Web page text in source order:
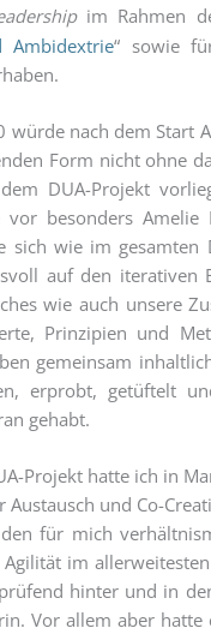
im Rah­men
Ambi­dex­trie“ sowie
wür­de nach dem Start
Form nicht ohne
DUA-Pro­jekt
beson­ders Ame­lie
sich wie im gesam­ten
auf den ite­ra­ti­ven
wie auch unse­re
Prin­zi­pi­en und
gemein­sam
erprobt, getüf­telt
gehabt.
Pro­jekt hat­te ich in
Aus­tausch und Co-
für mich
im
hin­ter und in
Vor allem aber hat­te